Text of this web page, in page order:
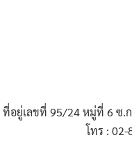
ที่อยู่เลขที่ 95/24 หมู่ที่ 6 ซ.
โทร :